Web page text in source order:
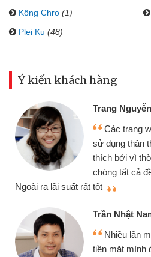
Kông Chro (1)
Plei Ku (48)
Ý kiến khách hàng
Trang Nguyễn
Các trang
sử dụng thân
thích bởi vì
chóng tất cả
Ngoài ra lãi suất rất tốt
Trần Nhật
Nhiều lần
tiền mặt mình